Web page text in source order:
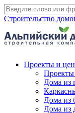
Строительство
Проекты и
Проекты
Дома из
Дома из
Дома из